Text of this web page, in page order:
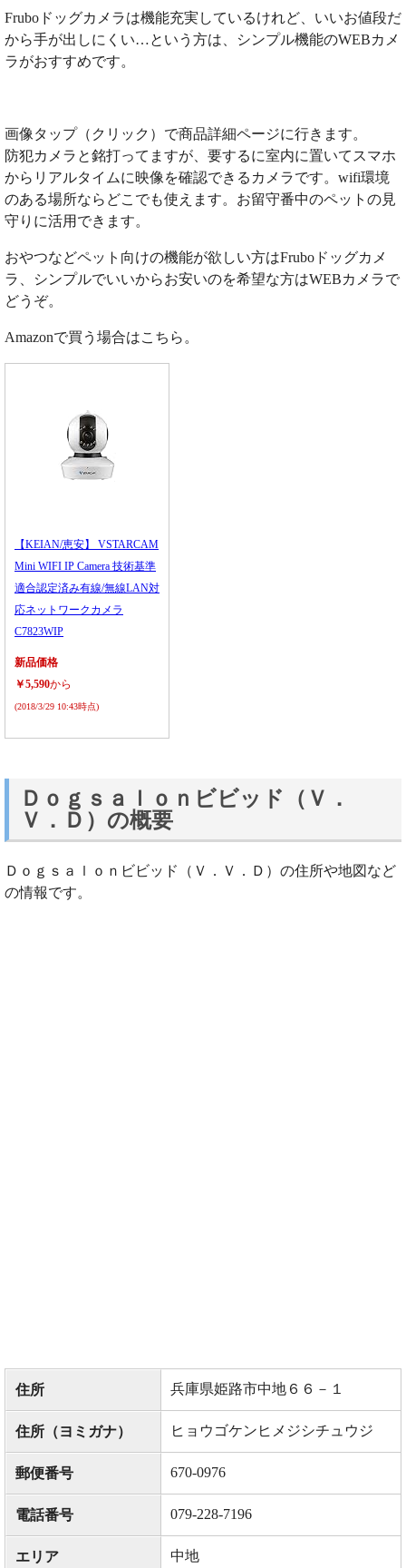
Fruboドッグカメラは機能充実しているけれど、いいお値段だ
から手が出しにくい…という方は、シンプル機能のWEBカメ
ラがおすすめです。
画像タップ（クリック）で商品詳細ページに行きます。
防犯カメラと銘打ってますが、要するに室内に置いてスマホ
からリアルタイムに映像を確認できるカメラです。wifi環境
のある場所ならどこでも使えます。お留守番中のペットの見
守りに活用できます。
おやつなどペット向けの機能が欲しい方はFruboドッグカメ
ラ、シンプルでいいからお安いのを希望な方はWEBカメラで
どうぞ。
Amazonで買う場合はこちら。
【KEIAN/恵安】 VSTARCAM
Mini WIFI IP Camera 技術基準
適合認定済み有線/無線LAN対
応ネットワークカメラ
C7823WIP
新品価格
￥5,590から
(2018/3/29 10:43時点)
Ｄｏｇｓａｌｏｎビビッド（Ｖ．
Ｖ．Ｄ）の概要
Ｄｏｇｓａｌｏｎビビッド（Ｖ．Ｖ．Ｄ）の住所や地図など
の情報です。
住所 兵庫県姫路市中地６６－１
住所（ヨミガナ） ヒョウゴケンヒメジシチュウジ
郵便番号 670-0976
電話番号 079-228-7196
エリア 中地